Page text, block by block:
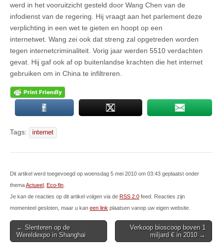
werd in het vooruitzicht gesteld door Wang Chen van de
infodienst van de regering. Hij vraagt aan het parlement deze
verplichting in een wet te gieten en hoopt op een
internetwet. Wang zei ook dat streng zal opgetreden worden
tegen internetcriminaliteit. Vorig jaar werden 5510 verdachten
gevat. Hij gaf ook af op buitenlandse krachten die het internet
gebruiken om in China te infiltreren.
Tags: internet
Dit artikel werd toegevoegd op woensdag 5 mei 2010 om 03:43 geplaatst onder
themaActueel Eco-fin
Je kan de reacties op dit artikel volgen via de RSS 2.0 feed. Reacties zijn
momenteel gesloten, maar u kan een link plaatsen vanop uw eigen website.
Post
navigation
← Slenteren op de
Wereldexpo in Shanghai
Verkoop bioscoop boven 1
miljard € in 2010 →